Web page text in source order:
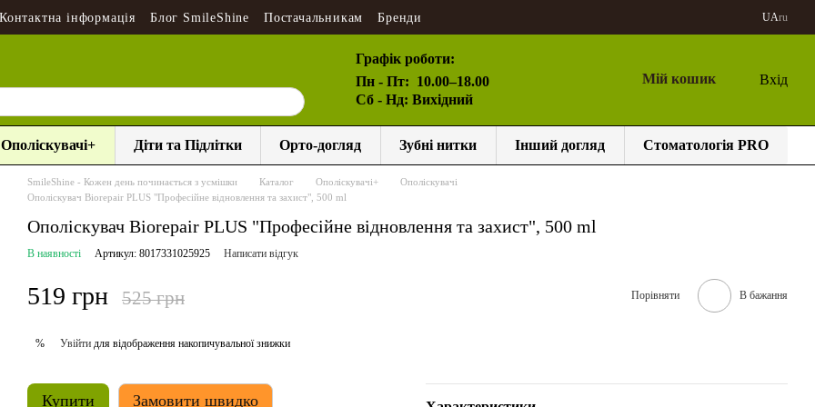
Контактна інформація Блог SmileShine Постачальникам Бренди UAru
Графік роботи:
Пн - Пт: 10.00–18.00
Сб - Нд: Вихідний
Мій кошик Вхід
Ополіскувачі+ Діти та Підлітки Орто-догляд Зубні нитки Інший догляд Стоматологія PRO
SmileShine - Кожен день починається з усмішки Каталог Ополіскувачі+
Ополіскувачі
Ополіскувач Biorepair PLUS "Професійне відновлення та захист", 500 ml
Ополіскувач Biorepair PLUS "Професійне відновлення та захист", 500 ml
В наявності Артикул: 8017331025925 Написати відгук
519 грн 525 грн Порівняти В бажання
% Увійти для відображення накопичувальної знижки
Купити Замовити швидко